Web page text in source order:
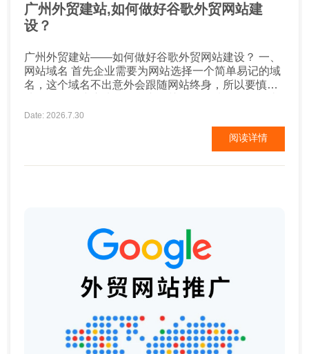
广州外贸建站,如何做好谷歌外贸网站建
设？
广州外贸建站——如何做好谷歌外贸网站建设？ 一、
网站域名 首先企业需要为网站选择一个简单易记的域
名，这个域名不出意外会跟随网站终身，所以要慎重
用户一眼了解企业是做什么的，并且对后期的谷歌
SEO排名也有帮助。比较注重企业品牌营销的企业建
议以品牌名为域名。域名中不要添加特殊符号，不要
使用汉语拼音或汉字。 二、网站内容及设计 ...
Date: 2026.7.30
阅读详情